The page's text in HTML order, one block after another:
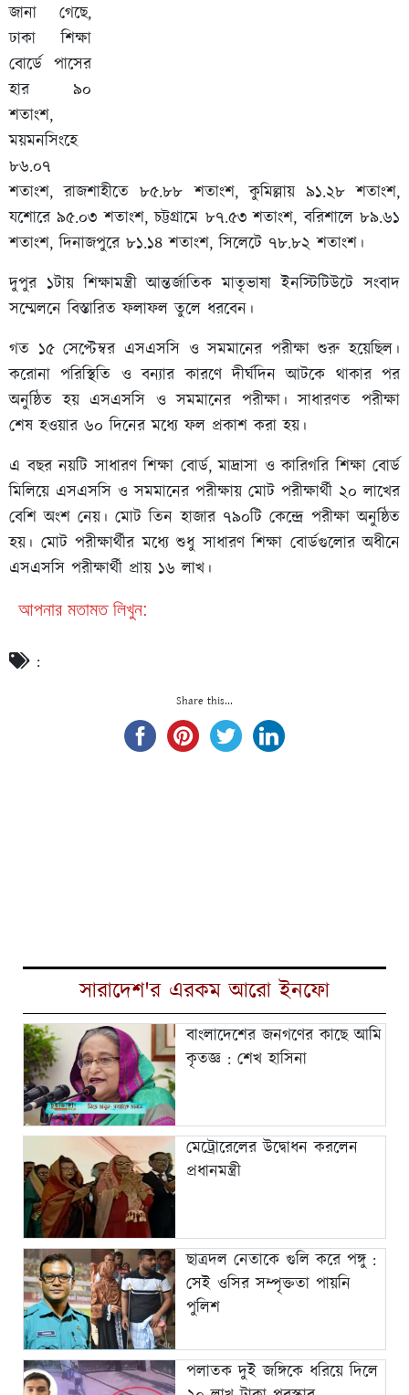
জানা গেছে,
ঢাকা শিক্ষা
বোর্ডে পাসের
হার ৯০
শতাংশ,
ময়মনসিংহে
৮৬.০৭
শতাংশ, রাজশাহীতে ৮৫.৮৮ শতাংশ, কুমিল্লায় ৯১.২৮ শতাংশ,
যশোরে ৯৫.০৩ শতাংশ, চট্টগ্রামে ৮৭.৫৩ শতাংশ, বরিশালে ৮৯.৬১
শতাংশ, দিনাজপুরে ৮১.১৪ শতাংশ, সিলেটে ৭৮.৮২ শতাংশ।
দুপুর ১টায় শিক্ষামন্ত্রী আন্তর্জাতিক মাতৃভাষা ইনস্টিটিউটে সংবাদ
সম্মেলনে বিস্তারিত ফলাফল তুলে ধরবেন।
গত ১৫ সেপ্টেম্বর এসএসসি ও সমমানের পরীক্ষা শুরু হয়েছিল।
করোনা পরিস্থিতি ও বন্যার কারণে দীর্ঘদিন আটকে থাকার পর
অনুষ্ঠিত হয় এসএসসি ও সমমানের পরীক্ষা। সাধারণত পরীক্ষা
শেষ হওয়ার ৬০ দিনের মধ্যে ফল প্রকাশ করা হয়।
এ বছর নয়টি সাধারণ শিক্ষা বোর্ড, মাদ্রাসা ও কারিগরি শিক্ষা বোর্ড
মিলিয়ে এসএসসি ও সমমানের পরীক্ষায় মোট পরীক্ষার্থী ২০ লাখের
বেশি অংশ নেয়। মোট তিন হাজার ৭৯০টি কেন্দ্রে পরীক্ষা অনুষ্ঠিত
হয়। মোট পরীক্ষার্থীর মধ্যে শুধু সাধারণ শিক্ষা বোর্ডগুলোর অধীনে
এসএসসি পরীক্ষার্থী প্রায় ১৬ লাখ।
আপনার মতামত লিখুন:
:
Share this...
সারাদেশ'র এরকম আরো ইনফো
বাংলাদেশের জনগণের কাছে আমি
কৃতজ্ঞ : শেখ হাসিনা
মেট্রোরেলের উদ্বোধন করলেন
প্রধানমন্ত্রী
ছাত্রদল নেতাকে গুলি করে পঙ্গু :
সেই ওসির সম্পৃক্ততা পায়নি
পুলিশ
পলাতক দুই জঙ্গিকে ধরিয়ে দিলে